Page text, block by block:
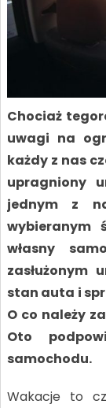
Chociaż
uwagi na
każdy z nas
upragniony
jednym z
wybieranym
własny
zasłużonym
stan auta i
O co należy
Oto
samochodu.
Wakacje to